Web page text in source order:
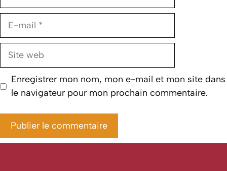
E-
Site
Enregistrer mon nom, mon e-mail et mon site dans
le navigateur pour mon prochain commentaire.